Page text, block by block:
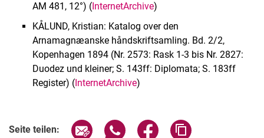
AM 481, 12°) (InternetArchive)
KÅLUND, Kristian: Katalog over den
Arnamagnæanske håndskriftsamling. Bd. 2/2,
Kopenhagen 1894 (Nr. 2573: Rask 1-3 bis Nr. 2827:
Duodez und kleiner; S. 143ff: Diplomata; S. 183ff
Register) (InternetArchive)
Seite teilen: Seite über E-Mail teilen
Seite über WhatsApp teilen
Seite über Facebook